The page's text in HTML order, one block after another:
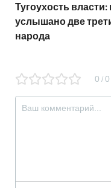
Тугоухость власти:
услышано две
народа
0 / 0